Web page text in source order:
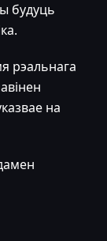
будуць
рэальнага
на